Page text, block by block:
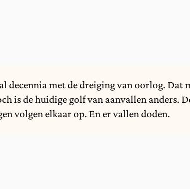
decennia met de dreiging van oorlog.
is de huidige golf van aanvallen anders.
volgen elkaar op. En er vallen doden.